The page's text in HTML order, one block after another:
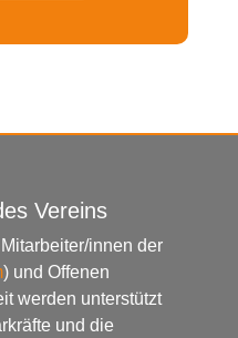
Vereins
innen der
) und Offenen
werden unterstützt
und die